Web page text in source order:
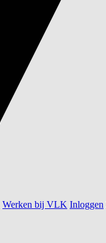
Werken bij VLK Inloggen